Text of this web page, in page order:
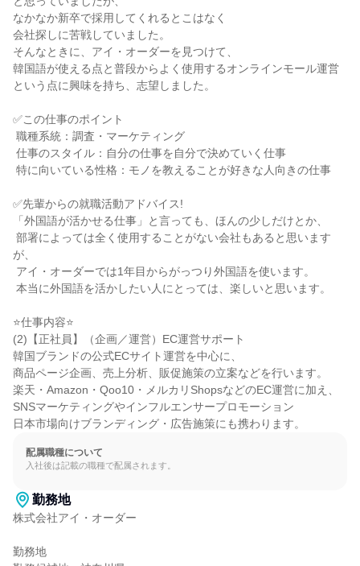
なかなか新卒で採用してくれるとこはなく
会社探しに苦戦していました。
そんなときに、アイ・オーダーを見つけて、
韓国語が使える点と普段からよく使用するオンラインモール運営
という点に興味を持ち、志望しました。
✅この仕事のポイント
✅先輩からの就職活動アドバイス!
「外国語が活かせる仕事」と言っても、ほんの少しだけとか、
が、
⭐仕事内容⭐
(2)【正社員】（企画／運営）EC運営サポート
韓国ブランドの公式ECサイト運営を中心に、
商品ページ企画、売上分析、販促施策の立案などを行います。
楽天・Amazon・Qoo10・メルカリShopsなどのEC運営に加え、
SNSマーケティングやインフルエンサープロモーション
日本市場向けブランディング・広告施策にも携わります。
配属職種について
入社後は記載の職種で配属されます。
勤務地
株式会社アイ・オーダー
勤務地